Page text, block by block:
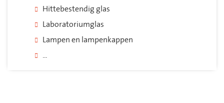
Hittebestendig glas
Laboratoriumglas
Lampen en lampenkappen
...